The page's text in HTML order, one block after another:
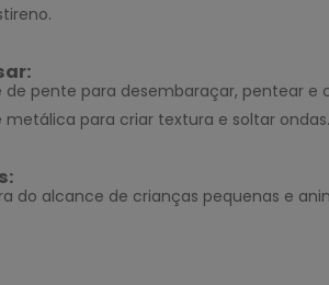
de pente para desembaraçar, pentear e
metálica para criar textura e soltar ondas.
do alcance de crianças pequenas e